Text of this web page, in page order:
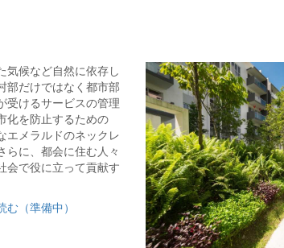
気候など自然に依存し
部だけではなく都市部
受けるサービスの管理
化を防止するための
エメラルドのネックレ
らに、都会に住む人々
会で役に立って貢献す
（準備中）